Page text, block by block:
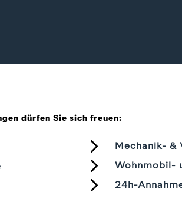
dürfen Sie sich freuen:
5 Mechanik- &
5 Wohnmobil-
5 24h-